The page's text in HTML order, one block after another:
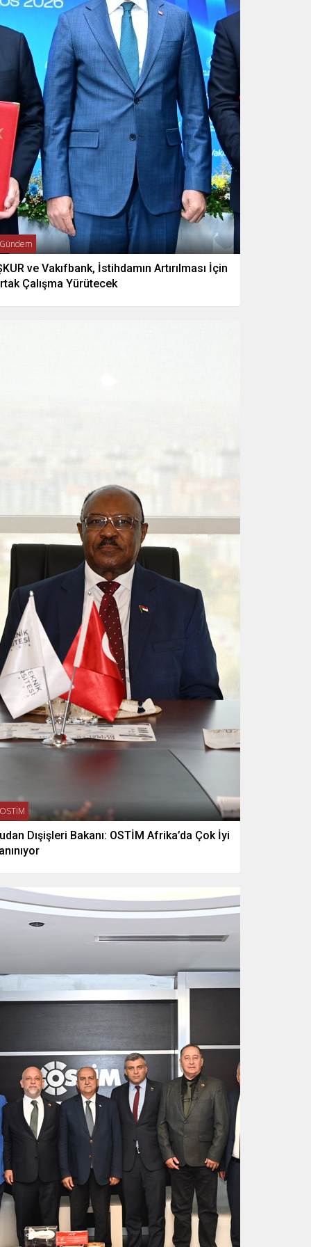
Gündem
ve Vakıfbank, İstihdamın Artırılması İçin
Çalışma Yürütecek
OSTİM
Dışişleri Bakanı: OSTİM Afrika’da Çok İyi